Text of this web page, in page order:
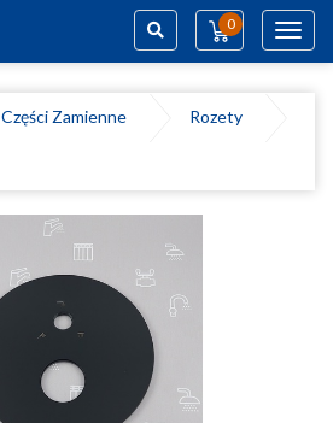
0
Części Zamienne Rozety